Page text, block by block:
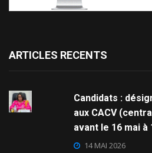
ARTICLES RECENTS
Candidats :
aux CACV
avant le 16 mai à
14 MAI 2026